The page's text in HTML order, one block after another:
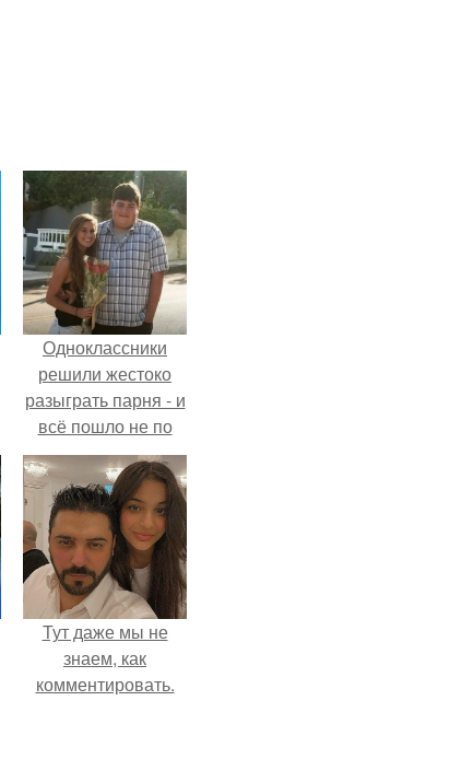
Одноклассники
решили жестоко
разыграть парня - и
всё пошло не по
плану.
Тут даже мы не
знаем, как
комментировать.